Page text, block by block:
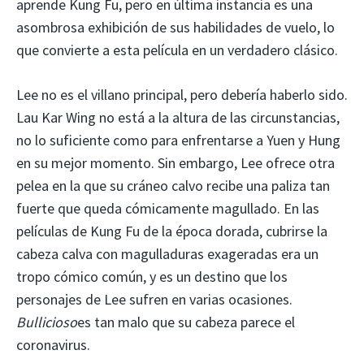
aprende Kung Fu, pero en última instancia es una
asombrosa exhibición de sus habilidades de vuelo, lo
que convierte a esta película en un verdadero clásico.
Lee no es el villano principal, pero debería haberlo sido.
Lau Kar Wing no está a la altura de las circunstancias,
no lo suficiente como para enfrentarse a Yuen y Hung
en su mejor momento. Sin embargo, Lee ofrece otra
pelea en la que su cráneo calvo recibe una paliza tan
fuerte que queda cómicamente magullado. En las
películas de Kung Fu de la época dorada, cubrirse la
cabeza calva con magulladuras exageradas era un
tropo cómico común, y es un destino que los
personajes de Lee sufren en varias ocasiones.
Bulliciosoes tan malo que su cabeza parece el
coronavirus.